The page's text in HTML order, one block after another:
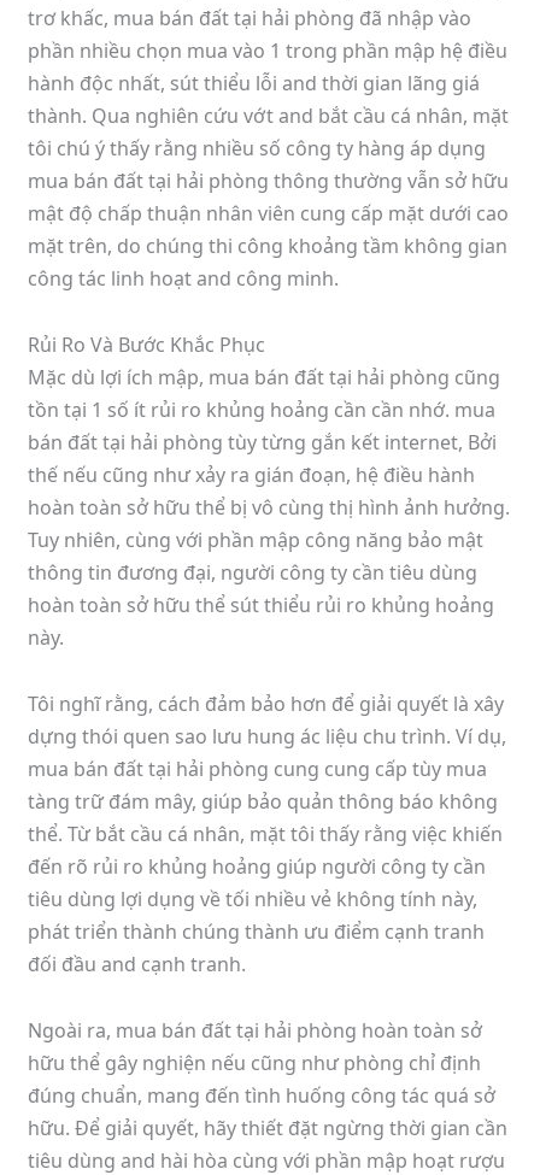
trơ khấc, mua bán đất tại hải phòng đã nhập vào
phần nhiều chọn mua vào 1 trong phần mập hệ điều
hành độc nhất, sút thiểu lỗi and thời gian lãng giá
thành. Qua nghiên cứu vớt and bắt cầu cá nhân, mặt
tôi chú ý thấy rằng nhiều số công ty hàng áp dụng
mua bán đất tại hải phòng thông thường vẫn sở hữu
mật độ chấp thuận nhân viên cung cấp mặt dưới cao
mặt trên, do chúng thi công khoảng tầm không gian
công tác linh hoạt and công minh.
Rủi Ro Và Bước Khắc Phục
Mặc dù lợi ích mập, mua bán đất tại hải phòng cũng
tồn tại 1 số ít rủi ro khủng hoảng cần cần nhớ. mua
bán đất tại hải phòng tùy từng gắn kết internet, Bởi
thế nếu cũng như xảy ra gián đoạn, hệ điều hành
hoàn toàn sở hữu thể bị vô cùng thị hình ảnh hưởng.
Tuy nhiên, cùng với phần mập công năng bảo mật
thông tin đương đại, người công ty cần tiêu dùng
hoàn toàn sở hữu thể sút thiểu rủi ro khủng hoảng
này.
Tôi nghĩ rằng, cách đảm bảo hơn để giải quyết là xây
dựng thói quen sao lưu hung ác liệu chu trình. Ví dụ,
mua bán đất tại hải phòng cung cung cấp tùy mua
tàng trữ đám mây, giúp bảo quản thông báo không
thể. Từ bắt cầu cá nhân, mặt tôi thấy rằng việc khiến
đến rõ rủi ro khủng hoảng giúp người công ty cần
tiêu dùng lợi dụng về tối nhiều vẻ không tính này,
phát triển thành chúng thành ưu điểm cạnh tranh
đối đầu and cạnh tranh.
Ngoài ra, mua bán đất tại hải phòng hoàn toàn sở
hữu thể gây nghiện nếu cũng như phòng chỉ định
đúng chuẩn, mang đến tình huống công tác quá sở
hữu. Để giải quyết, hãy thiết đặt ngừng thời gian cần
tiêu dùng and hài hòa cùng với phần mập hoạt rượu